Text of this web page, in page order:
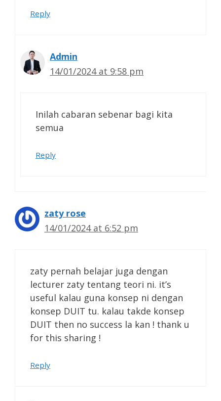
Reply
Admin
14/01/2024 at 9:58 pm
Inilah cabaran sebenar bagi kita
semua
Reply
zaty rose
14/01/2024 at 6:52 pm
zaty pernah belajar juga dengan
lecturer zaty tentang teori ni. it’s
useful kalau guna konsep ni dengan
konsep DUIT tu. kalau takde konsep
DUIT then no success la kan ! thank u
for this sharing !
Reply